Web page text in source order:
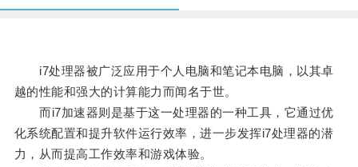
i7处理器被广泛应用于个人电脑和笔记本电脑，以其卓
越的性能和强大的计算能力而闻名于世。
而i7加速器则是基于这一处理器的一种工具，它通过优
化系统配置和提升软件运行效率，进一步发挥i7处理器的潜
力，从而提高工作效率和游戏体验。